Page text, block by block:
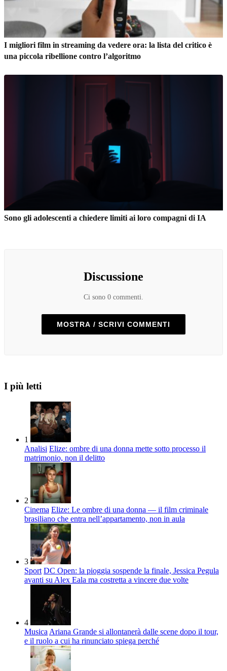
I migliori film in streaming da vedere ora: la lista del critico è
una piccola ribellione contro l’algoritmo
Sono gli adolescenti a chiedere limiti ai loro compagni di IA
Discussione
Ci sono 0 commenti.
MOSTRA / SCRIVI COMMENTI
I più letti
1
Analisi Elize: ombre di una donna mette sotto processo il
matrimonio, non il delitto
2
Cinema Elize: Le ombre di una donna — il film criminale
brasiliano che entra nell’appartamento, non in aula
3
Sport DC Open: la pioggia sospende la finale, Jessica Pegula
avanti su Alex Eala ma costretta a vincere due volte
4
Musica Ariana Grande si allontanerà dalle scene dopo il tour,
e il ruolo a cui ha rinunciato spiega perché